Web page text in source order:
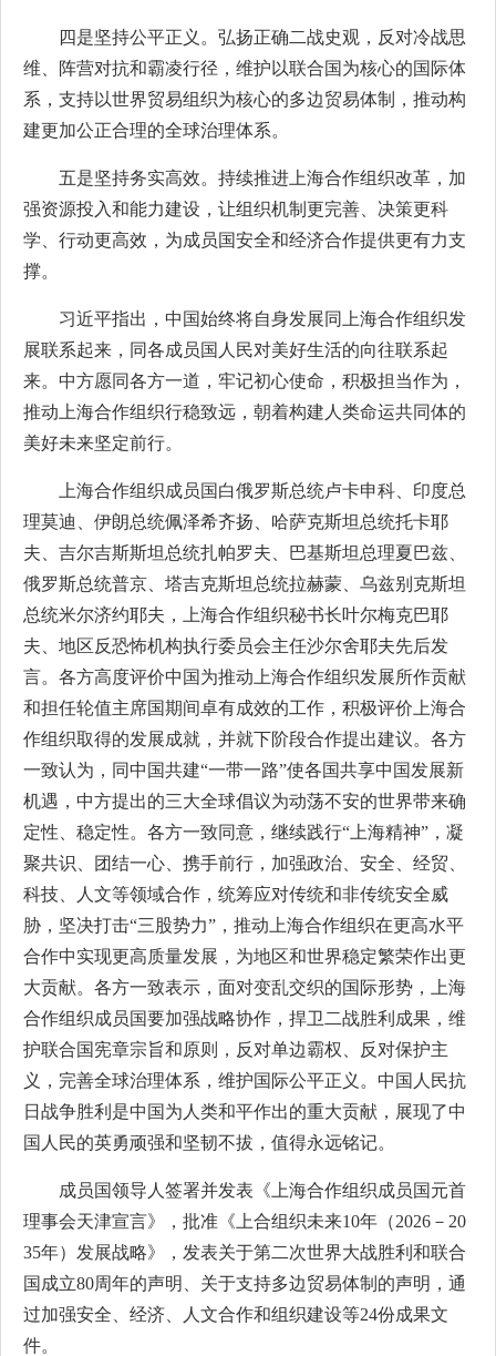
四是坚持公平正义。弘扬正确二战史观，反对冷战思
维、阵营对抗和霸凌行径，维护以联合国为核心的国际体
系，支持以世界贸易组织为核心的多边贸易体制，推动构
建更加公正合理的全球治理体系。
五是坚持务实高效。持续推进上海合作组织改革，加
强资源投入和能力建设，让组织机制更完善、决策更科
学、行动更高效，为成员国安全和经济合作提供更有力支
撑。
习近平指出，中国始终将自身发展同上海合作组织发
展联系起来，同各成员国人民对美好生活的向往联系起
来。中方愿同各方一道，牢记初心使命，积极担当作为，
推动上海合作组织行稳致远，朝着构建人类命运共同体的
美好未来坚定前行。
上海合作组织成员国白俄罗斯总统卢卡申科、印度总
理莫迪、伊朗总统佩泽希齐扬、哈萨克斯坦总统托卡耶
夫、吉尔吉斯斯坦总统扎帕罗夫、巴基斯坦总理夏巴兹、
俄罗斯总统普京、塔吉克斯坦总统拉赫蒙、乌兹别克斯坦
总统米尔济约耶夫，上海合作组织秘书长叶尔梅克巴耶
夫、地区反恐怖机构执行委员会主任沙尔舍耶夫先后发
言。各方高度评价中国为推动上海合作组织发展所作贡献
和担任轮值主席国期间卓有成效的工作，积极评价上海合
作组织取得的发展成就，并就下阶段合作提出建议。各方
一致认为，同中国共建“一带一路”使各国共享中国发展新
机遇，中方提出的三大全球倡议为动荡不安的世界带来确
定性、稳定性。各方一致同意，继续践行“上海精神”，凝
聚共识、团结一心、携手前行，加强政治、安全、经贸、
科技、人文等领域合作，统筹应对传统和非传统安全威
胁，坚决打击“三股势力”，推动上海合作组织在更高水平
合作中实现更高质量发展，为地区和世界稳定繁荣作出更
大贡献。各方一致表示，面对变乱交织的国际形势，上海
合作组织成员国要加强战略协作，捍卫二战胜利成果，维
护联合国宪章宗旨和原则，反对单边霸权、反对保护主
义，完善全球治理体系，维护国际公平正义。中国人民抗
日战争胜利是中国为人类和平作出的重大贡献，展现了中
国人民的英勇顽强和坚韧不拔，值得永远铭记。
成员国领导人签署并发表《上海合作组织成员国元首
理事会天津宣言》，批准《上合组织未来10年（2026－20
35年）发展战略》，发表关于第二次世界大战胜利和联合
国成立80周年的声明、关于支持多边贸易体制的声明，通
过加强安全、经济、人文合作和组织建设等24份成果文
件。